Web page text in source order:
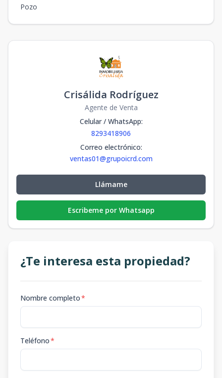
Pozo
Crisálida Rodríguez
Agente de Venta
Celular / WhatsApp:
8293418906
Correo electrónico:
ventas01@grupoicrd.com
Llámame
Escribeme por Whatsapp
¿Te interesa esta propiedad?
Nombre completo*
Teléfono*